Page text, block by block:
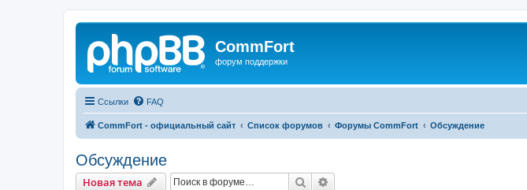
CommFort
форум поддержки
Ссылки FAQ
CommFort - официальный сайт Список форумов Форумы CommFort Обсуждение
Обсуждение
Новая тема Поиск